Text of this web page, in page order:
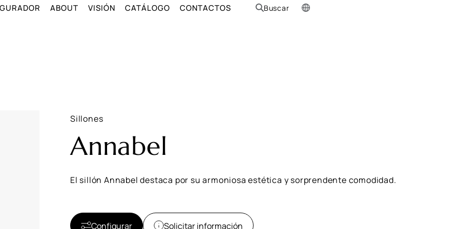
ABOUT VISIÓN CATÁLOGO CONTACTOS Buscar
Sillones
Annabel
El sillón Annabel destaca por su armoniosa estética y sorprendente comodidad.
Configurar Solicitar información